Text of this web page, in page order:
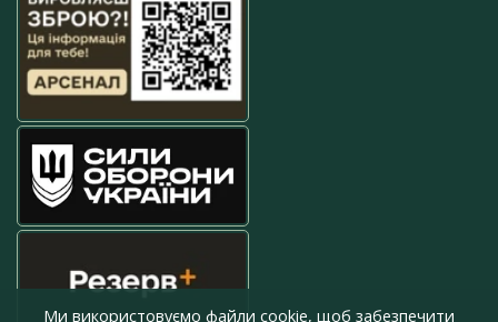
Ми використовуємо файли cookie, щоб забезпечити